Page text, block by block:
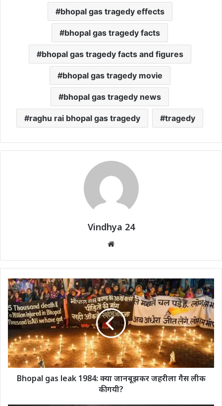
bhopal gas tragedy effects
bhopal gas tragedy facts
bhopal gas tragedy facts and figures
bhopal gas tragedy movie
bhopal gas tragedy news
raghu rai bhopal gas tragedy tragedy
Vindhya 24
Bhopal gas leak 1984: क्या जानबूझकर जहरीला गैस लीक
की गयी?